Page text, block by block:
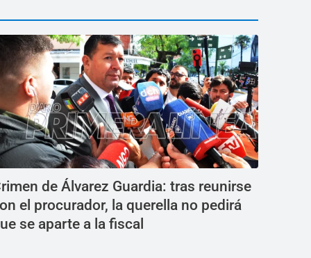
de Álvarez Guardia: tras reunirse
el procurador, la querella no pedirá
se aparte a la fiscal